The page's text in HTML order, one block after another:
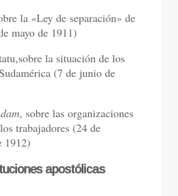
la «Ley de separación» de
mayo de 1911)
la situación de los
(7 de junio de
, sobre las organizaciones
trabajadores (24 de
1912)
apostólicas